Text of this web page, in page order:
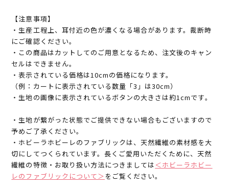
【注意事項】
・生産工程上、耳付近の色が濃くなる場合があります。裁断時
にご確認ください。
・この商品はカットしてのご用意となるため、注文後のキャン
セルはできません。
・表示されている価格は10cmの価格になります。
（例：カートに表示されている数量「3」は30cm）
・生地の画像に表示されているボタンの大きさは約1cmです。
・生地が繋がった状態でご提供できない場合もございますので
予めご了承ください。
・ホビーラホビーレのファブリックは、天然繊維の素材感を大
切にしてつくられています。長くご愛用いただくために、天然
繊維の特徴・お取り扱い方法につきましては＜ホビーラホビー
レのファブリックについて＞ をご覧ください。